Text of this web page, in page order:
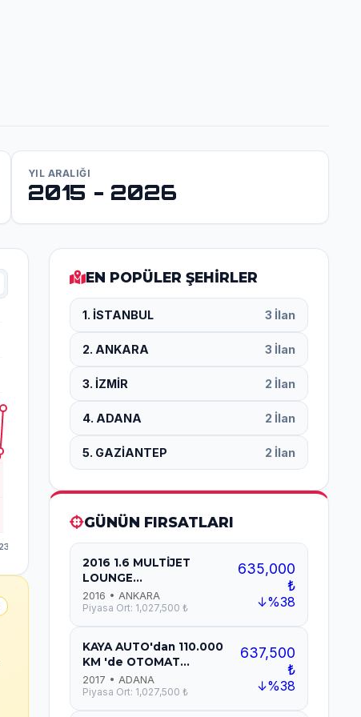
YIL ARALIĞI
2015 - 2026
EN POPÜLER ŞEHİRLER
1. İSTANBUL 3 İlan
2. ANKARA 3 İlan
3. İZMİR 2 İlan
4. ADANA 2 İlan
5. GAZİANTEP 2 İlan
GÜNÜN FIRSATLARI
2016 1.6 MULTİJET
LOUNGE...
2016 • ANKARA
Piyasa Ort: 1,027,500 ₺
635,000
₺
↓%38
KAYA AUTO'dan 110.000
KM 'de OTOMAT...
2017 • ADANA
Piyasa Ort: 1,027,500 ₺
637,500
₺
↓%38